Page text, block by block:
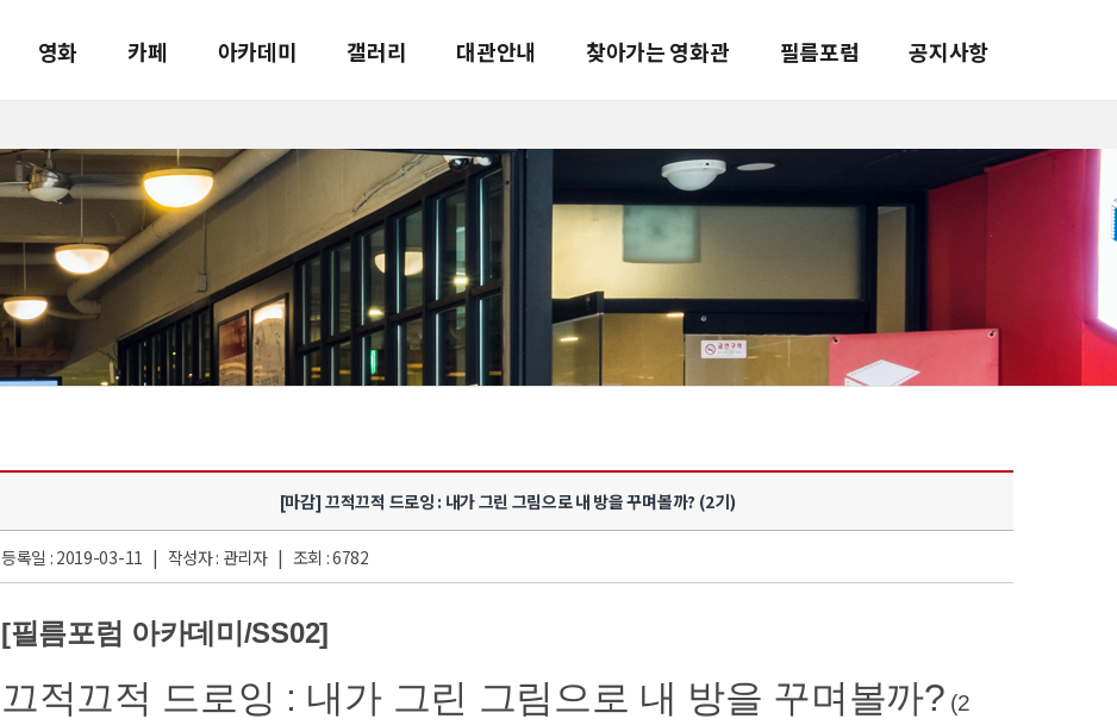
영화 카페 아카데미 갤러리 대관안내 찾아가는 영화관 필름포럼 공지사항
[마감] 끄적끄적 드로잉 : 내가 그린 그림으로 내 방을 꾸며볼까? (2기)
등록일 : 2019-03-11 | 작성자 : 관리자 | 조회 : 6782
[필름포럼 아카데미/SS02]
끄적끄적 드로잉 : 내가 그린 그림으로 내 방을 꾸며볼까? (2